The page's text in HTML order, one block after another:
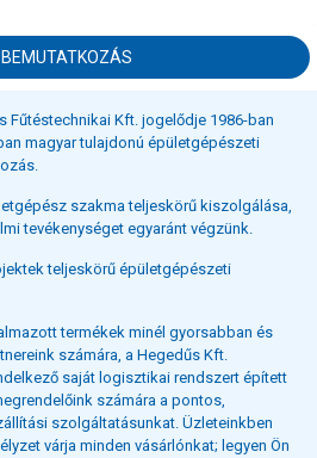
BEMUTATKOZÁS
Fűtéstechnikai Kft. jogelődje 1986-ban
magyar tulajdonú épületgépészeti
szakma teljeskörű kiszolgálása,
tevékenységet egyaránt végzünk.
teljeskörű épületgépészeti
termékek minél gyorsabban és
számára, a Hegedűs Kft.
saját logisztikai rendszert épített
számára a pontos,
szolgáltatásunkat. Üzleteinkben
várja minden vásárlónkat; legyen Ön